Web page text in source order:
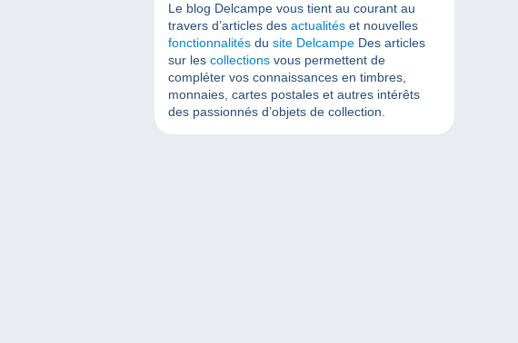
Le blog Delcampe vous tient au courant au
travers d’articles des actualités et nouvelles
fonctionnalités du site Delcampe Des articles
sur les collections vous permettent de
compléter vos connaissances en timbres,
monnaies, cartes postales et autres intérêts
des passionnés d’objets de collection.